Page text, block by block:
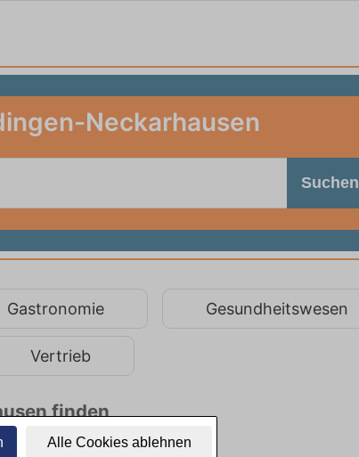
Alle Cookies ablehnen
Neckarhausen
Suchen
Gastronomie Gesundheitswesen
Vertrieb
finden
bewerben!